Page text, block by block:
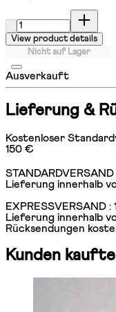
View product details
Nicht auf Lager
Ausverkauft
Lieferung &
Kostenloser
150 €
Lieferung innerhalb
EXPRESSVERSAND
Lieferung innerhalb
Rücksendungen
Kunden